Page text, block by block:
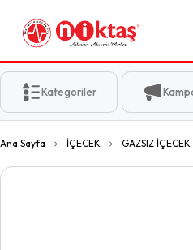
Kategoriler
Ana Sayfa İÇECEK GAZSIZ İÇECEK